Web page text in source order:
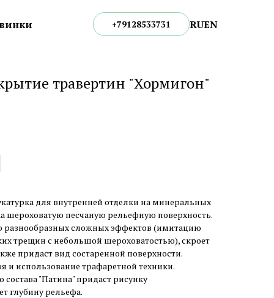
+79128533731 RUEN
травертин "Хормигон"
для внутренней отделки на минеральных
шероховатую песчаную рельефную поверхность.
разнообразных сложных эффектов (имитацию
трещин с небольшой шероховатостью), скроет
придаст вид состаренной поверхности.
и использование трафаретной техники.
"Патина" придаст рисунку
глубину рельефа.